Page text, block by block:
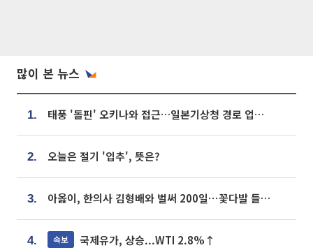
많이 본 뉴스
1. 태풍 '돌핀' 오키나와 접근…일본기상청 경로 업데이트
2. 오늘은 절기 '입추', 뜻은?
3. 아옳이, 한의사 김형배와 벌써 200일⋯꽃다발 들고 "프러포즈 아냐"
4. 속보 국제유가, 상승...WTI 2.8%↑